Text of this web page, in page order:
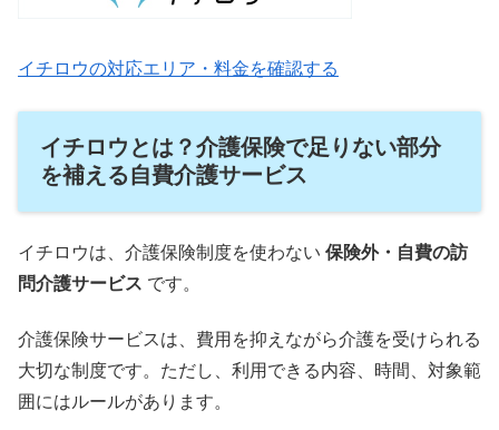
イチロウの対応エリア・料金を確認する
イチロウとは？介護保険で足りない部分
を補える自費介護サービス
イチロウは、介護保険制度を使わない 保険外・自費の訪
問介護サービス です。
介護保険サービスは、費用を抑えながら介護を受けられる
大切な制度です。ただし、利用できる内容、時間、対象範
囲にはルールがあります。